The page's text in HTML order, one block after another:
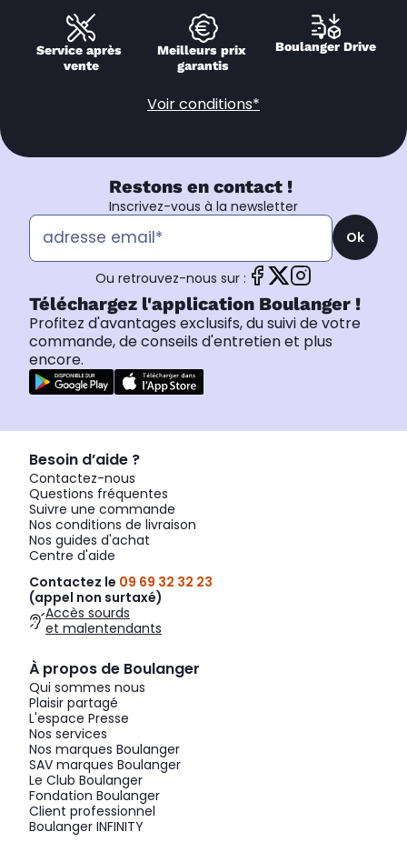
Service après
vente
Meilleurs prix
garantis
Boulanger Drive
Voir conditions*
Restons en contact !
Inscrivez-vous à la newsletter
Ok
Ou retrouvez-nous sur :
Téléchargez l'application Boulanger !
Profitez d'avantages exclusifs, du suivi de votre
commande, de conseils d'entretien et plus
encore.
Besoin d’aide ?
Contactez-nous
Questions fréquentes
Suivre une commande
Nos conditions de livraison
Nos guides d'achat
Centre d'aide
Contactez le 09 69 32 32 23
(appel non surtaxé)
Accès sourds
et malentendants
À propos de Boulanger
Qui sommes nous
Plaisir partagé
L'espace Presse
Nos services
Nos marques Boulanger
SAV marques Boulanger
Le Club Boulanger
Fondation Boulanger
Client professionnel
Boulanger INFINITY